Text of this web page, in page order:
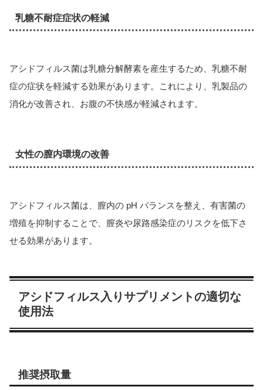
乳糖不耐症症状の軽減
アシドフィルス菌は乳糖分解酵素を産生するため、乳糖不耐
症の症状を軽減する効果があります。これにより、乳製品の
消化が改善され、お腹の不快感が軽減されます。
女性の膣内環境の改善
アシドフィルス菌は、膣内の pH バランスを整え、有害菌の
増殖を抑制することで、膣炎や尿路感染症のリスクを低下さ
せる効果があります。
アシドフィルス入りサプリメントの適切な
使用法
推奨摂取量